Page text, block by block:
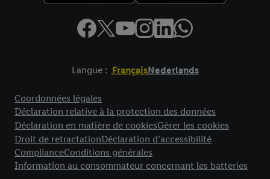
Langue : FrançaisNederlands
Coordonnées légales
Déclaration relative à la protection des données
Déclaration en matière de cookiesGérer les cookies
Droit de retractationDéclaration d’accessibilité
ComplianceConditions générales
Information au consommateur concernant les batteries